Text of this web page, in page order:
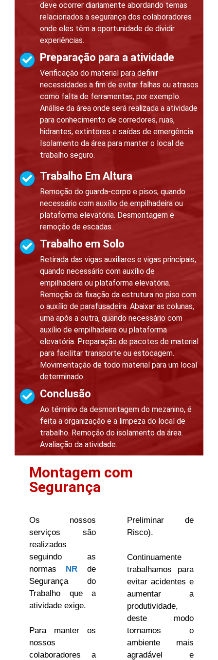
deve ocorrer diariamente abordando temas
relacionados a segurança dos colaboradores
onde eles têm a oportunidade de dividir
experiências.
Preparação para a atividade
Verificação do material para definir
necessidades a fim de evitar falhas ou atrasos
como falta de ferramentas, por exemplo.
Análise da área onde será realizada a atividade
para conhecimento de corredores, ruas,
hidrantes, extintores e saídas de emergência.
Isolamento da área para manter o local de
trabalho seguro.
Trabalho Em Altura
Remoção do guarda-corpo e pisos, quando
necessário com auxílio de empilhadeira ou
plataforma elevatória. Desmontagem e
remoção de escadas.
Trabalho em Solo
Retirada das vigas auxiliares e vigas principais,
quando necessário com auxílio de
empilhadeira ou plataforma elevatória.
Remoção da fixação da estrutura no piso com
o auxílio de parafusadeira. Abaixar as colunas,
uma após a outra, quando necessário com
auxílio de empilhadeira ou plataforma
elevatória. Preparação de pacotes de material
para facilitar transporte ou estocagem.
Movimentação de todo material para um local
determinado.
Conclusão
Ao término da desmontagem do mezanino, é
feita a organização e a limpeza do local de
trabalho. Remoção do isolamento da área.
Avaliação da atividade.
Montagem com
Segurança
Os nossos
serviços são
realizados
seguindo as
normas
NR
de
Segurança do
Trabalho que a
atividade exige.
Para manter os
nossos
colaboradores a
Preliminar de
Risco).
Continuamente
trabalhamos para
evitar acidentes e
aumentar a
produtividade,
deste modo
tornamos o
ambiente mais
agradável e